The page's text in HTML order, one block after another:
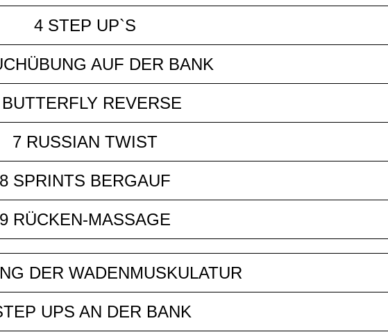
4 STEP UP`S
AUF DER BANK
REVERSE
7 RUSSIAN TWIST
8 SPRINTS BERGAUF
9 RÜCKEN-MASSAGE
DER WADENMUSKULATUR
UPS AN DER BANK